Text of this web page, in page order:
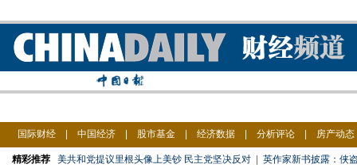
国际财经 中国经济 股市基金 经济数据 分析评论 房产动态
精彩推荐 美共和党提议里根头像上美钞 民主党坚决反对 英作家新书披露：侠